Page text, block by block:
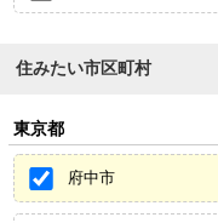
住みたい市区町村
東京都
府中市